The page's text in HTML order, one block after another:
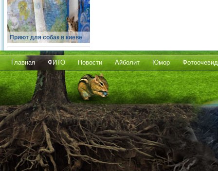
Приют для собак в киеве
Главная ФИТО Новости Айболит Юмор